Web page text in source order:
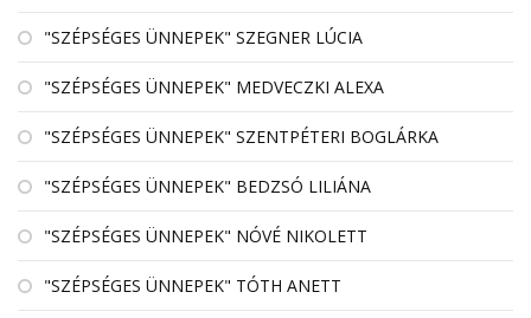
"SZÉPSÉGES ÜNNEPEK" SZEGNER LÚCIA
"SZÉPSÉGES ÜNNEPEK" MEDVECZKI ALEXA
"SZÉPSÉGES ÜNNEPEK" SZENTPÉTERI BOGLÁRKA
"SZÉPSÉGES ÜNNEPEK" BEDZSÓ LILIÁNA
"SZÉPSÉGES ÜNNEPEK" NÓVÉ NIKOLETT
"SZÉPSÉGES ÜNNEPEK" TÓTH ANETT